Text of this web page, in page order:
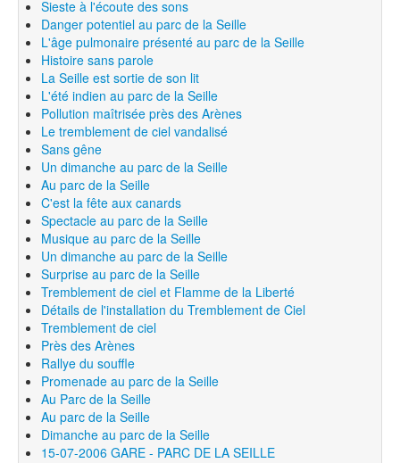
Sieste à l'écoute des sons
Danger potentiel au parc de la Seille
L'âge pulmonaire présenté au parc de la Seille
Histoire sans parole
La Seille est sortie de son lit
L'été indien au parc de la Seille
Pollution maîtrisée près des Arènes
Le tremblement de ciel vandalisé
Sans gêne
Un dimanche au parc de la Seille
Au parc de la Seille
C'est la fête aux canards
Spectacle au parc de la Seille
Musique au parc de la Seille
Un dimanche au parc de la Seille
Surprise au parc de la Seille
Tremblement de ciel et Flamme de la Liberté
Détails de l'installation du Tremblement de Ciel
Tremblement de ciel
Près des Arènes
Rallye du souffle
Promenade au parc de la Seille
Au Parc de la Seille
Au parc de la Seille
Dimanche au parc de la Seille
15-07-2006 GARE - PARC DE LA SEILLE